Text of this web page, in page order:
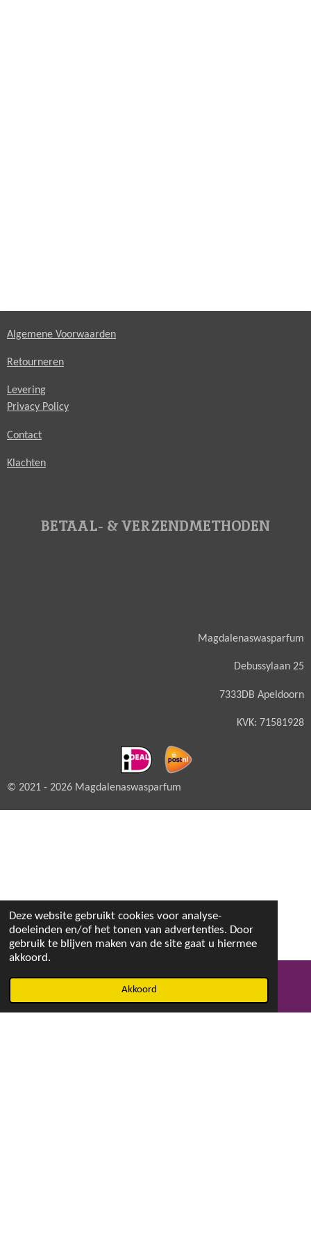
Deze website gebruikt cookies voor analyse-
doeleinden en/of het tonen van advertenties. Door
gebruik te blijven maken van de site gaat u hiermee
akkoord.
Akkoord
Algemene Voorwaarden
Retourneren
Levering
Privacy Policy
Contact
Klachten
BETAAL- & VERZENDMETHODEN
Magdalenaswasparfum
Debussylaan 25
7333DB Apeldoorn
KVK: 71581928
© 2021 - 2026 Magdalenaswasparfum